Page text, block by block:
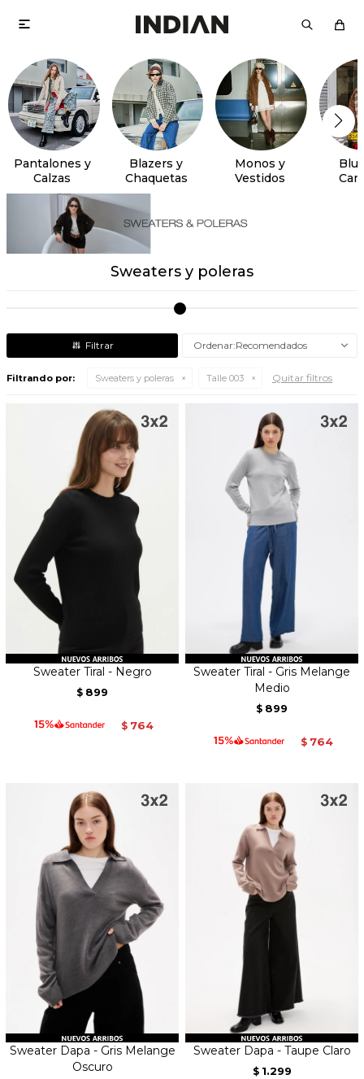

Pantalones y
Calzas
Blazers y
Chaquetas
Monos y
Vestidos
Sweaters y poleras
Recomendados
Filtrando por: Sweaters y poleras Talle 003 Quitar filtros
Sweater Tiral - Negro
$ 899
$ 764
Sweater Tiral - Gris Melange
Medio
$ 899
$ 764
Sweater Dapa - Gris Melange
Oscuro
Sweater Dapa - Taupe Claro
$ 1.299